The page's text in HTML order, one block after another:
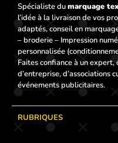
Spécialiste dumarquage
l’idée à la livraison de vos
adaptés, conseil en
– broderie – Impression
personnalisée
Faites confiance à un
d’entreprise, d’associations
événements publicitaires.
RUBRIQUES